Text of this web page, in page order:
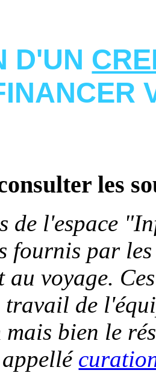
D'UN
les
de l'espace
fournis par
au voyage.
de
mais bien le